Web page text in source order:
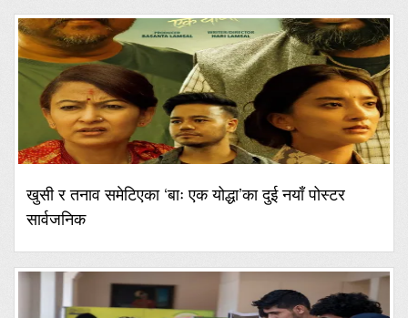
खुसी र तनाव समेटिएका ‘बाः एक योद्धा’का दुई नयाँ पोस्टर
सार्वजनिक